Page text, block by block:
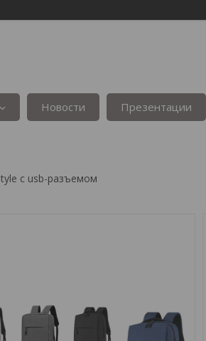
Новости Презентации
с usb-разъемом